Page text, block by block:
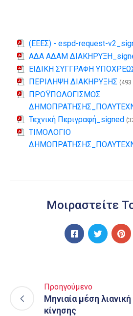
(ΕΕΕΣ) - espd-request-
ΑΔΑ ΑΔΑΜ
ΕΙΔΙΚΗ ΣΥΓΓΡΑΦΗ
ΠΕΡΙΛΗΨΗ ΔΙΑΚΗΡΥΞΗΣ (493
ΠΡΟΫΠΟΛΟΓΙΣΜΟΣ
Τεχνική Περιγραφή_signed
ΤΙΜΟΛΟΓΙΟ
Μοιραστείτε
Προηγούμενο
Μηνιαία μέση
κίνησης